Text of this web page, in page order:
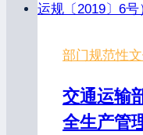
部门规范性
交通运输
全生产管